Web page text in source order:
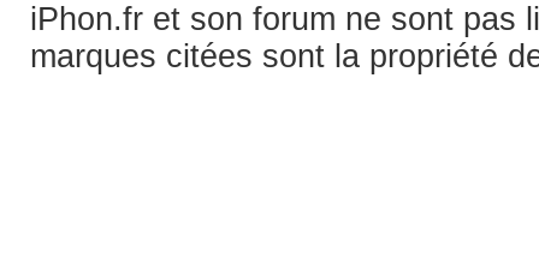
iPhon.fr et son forum ne sont pas
marques citées sont la propriété